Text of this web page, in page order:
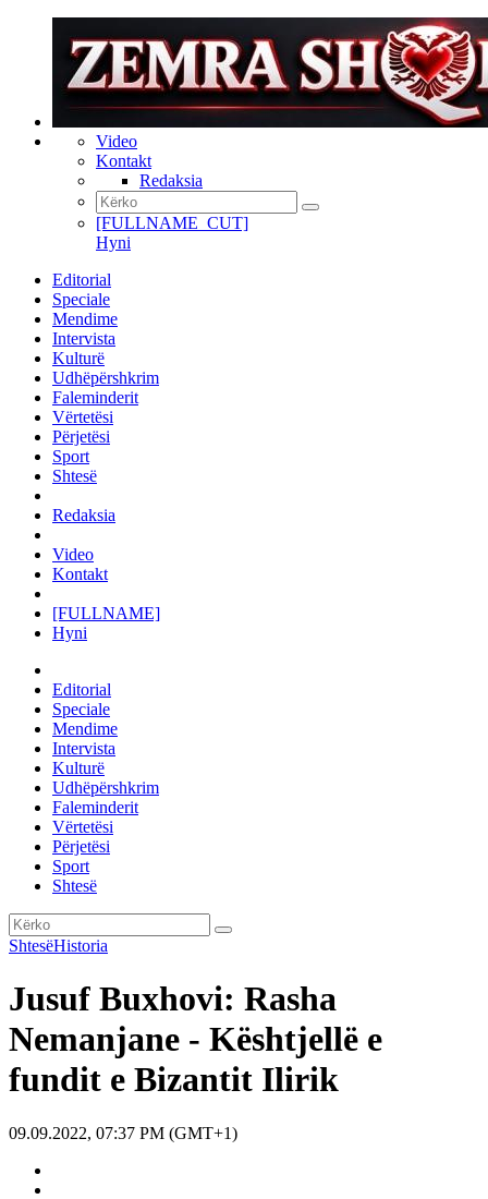
Video
Kontakt
Redaksia
[FULLNAME_CUT]
Hyni
Editorial
Speciale
Mendime
Intervista
Kulturë
Udhëpërshkrim
Faleminderit
Vërtetësi
Përjetësi
Sport
Shtesë
Redaksia
Video
Kontakt
[FULLNAME]
Hyni
Editorial
Speciale
Mendime
Intervista
Kulturë
Udhëpërshkrim
Faleminderit
Vërtetësi
Përjetësi
Sport
Shtesë
ShtesëHistoria
Jusuf Buxhovi: Rasha
Nemanjane - Kështjellë e
fundit e Bizantit Ilirik
09.09.2022, 07:37 PM (GMT+1)